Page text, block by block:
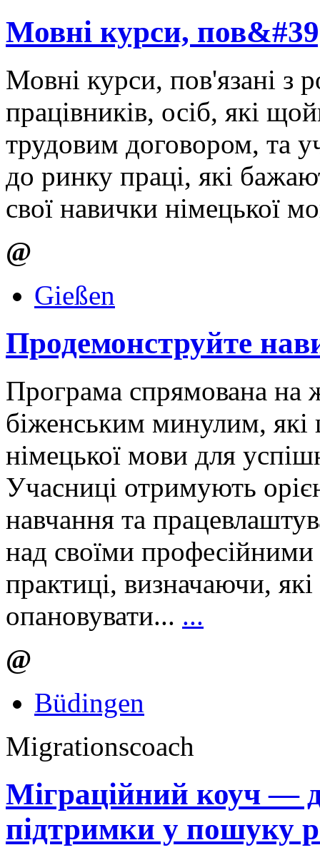
Мовні курси,
Мовні курси, пов'язані з
працівників, осіб, які
трудовим договором, та
до ринку праці, які
свої навички німецької
@
Gießen
Продемонструйте
Програма спрямована на
біженським минулим, які
німецької мови для
Учасниці отримують
навчання та
над своїми
практиці, визначаючи,
опановувати... ...
@
Büdingen
Migrationscoach
Міграційний коуч —
підтримки у пошуку